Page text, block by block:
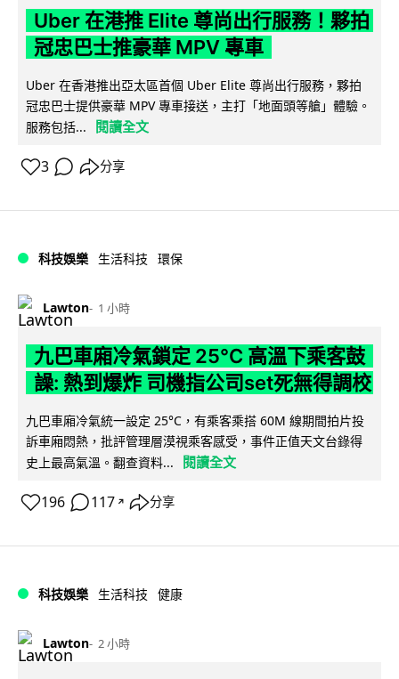
Uber 在港推 Elite 尊尚出行服務！夥拍
冠忠巴士推豪華 MPV 專車
Uber 在香港推出亞太區首個 Uber Elite 尊尚出行服務，夥拍
冠忠巴士提供豪華 MPV 專車接送，主打「地面頭等艙」體驗。
服務包括...
閱讀全文
3 分享
科技娛樂 生活科技 環保
Lawton 1 小時
九巴車廂冷氣鎖定 25°C 高溫下乘客鼓
譟: 熱到爆炸 司機指公司set死無得調校
九巴車廂冷氣統一設定 25°C，有乘客乘搭 60M 線期間拍片投
訴車廂悶熱，批評管理層漠視乘客感受，事件正值天文台錄得
史上最高氣溫。翻查資料...
閱讀全文
196 117 ↗ 分享
科技娛樂 生活科技 健康
Lawton 2 小時